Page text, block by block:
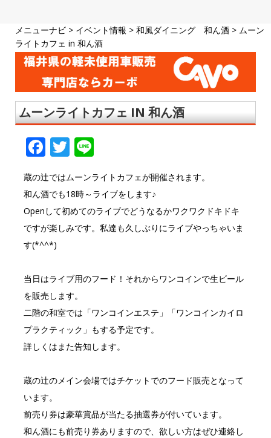
メニューナビ > イベント情報 > 和風ダイニング 和ん酒 > ムーン
ライトカフェ in 和ん酒
ムーンライトカフェ IN 和ん酒
F
a
c
e
b
o
k
T
it
te
r
e
蔵の辻ではムーンライトカフェが開催されます。
和ん酒でも18時～ライブをします♪
Openして初めてのライブでどうなるかワクワクドキドキ
ですが楽しみです。私達も久しぶりにライブやっちゃいま
す(*^^*)
当日はライブ用のフード！それからワンコインで生ビール
を販売します。
二階の和室では「ワンコインエステ」「ワンコインカイロ
プラクティック」もする予定です。
詳しくはまた告知します。
蔵の辻のメイン会場ではチケットでのフード販売となって
います。
前売り券は豪華賞品が当たる抽選券が付いています。
和ん酒にも前売り券ありますので、欲しい方はぜひ連絡し